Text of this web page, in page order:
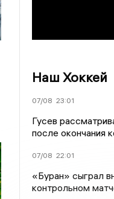
Наш Хоккей
07/08 23:01
Гусев
после окончания
07/08 22:01
«Буран» сыграл
контрольном